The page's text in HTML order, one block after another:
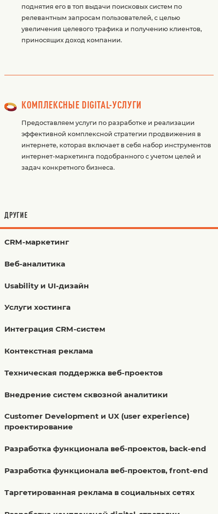
поднятия его в топ выдачи поисковых систем по
релевантным запросам пользователей, с целью
увеличения целевого трафика и получению клиентов,
приносящих доход компании.
КОМПЛЕКСНЫЕ DIGITAL-УСЛУГИ
Предоставляем услуги по разработке и реализации
эффективной комплексной стратегии продвижения в
интернете, которая включает в себя набор инструментов
интернет-маркетинга подобранного с учетом целей и
задач конкретного бизнеса.
ДРУГИЕ
CRM-маркетинг
Веб-аналитика
Usability и UI-дизайн
Услуги хостинга
Интеграция CRM-систем
Контекстная реклама
Техническая поддержка веб-проектов
Внедрение систем сквозной аналитики
Customer Development и UX (user experience)
проектирование
Разработка функционала веб-проектов, back-end
Разработка функционала веб-проектов, front-end
Таргетированная реклама в социальных сетях